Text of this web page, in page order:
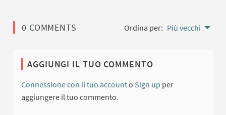
0 COMMENTS Ordina per: Più vecchi
AGGIUNGI IL TUO COMMENTO
Connessione con il tuo accounto Sign up per
aggiungere il tuo commento.